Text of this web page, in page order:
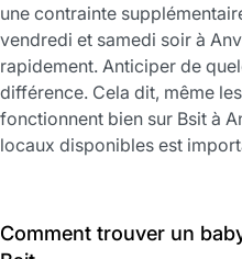
une contrainte
vendredi et samedi soir à
rapidement. Anticiper de
différence. Cela dit, même
fonctionnent bien sur Bsit à
locaux disponibles est
Comment trouver un